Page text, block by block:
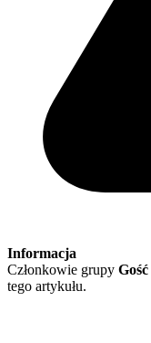
Informacja
Członkowie grupy Gość
tego artykułu.